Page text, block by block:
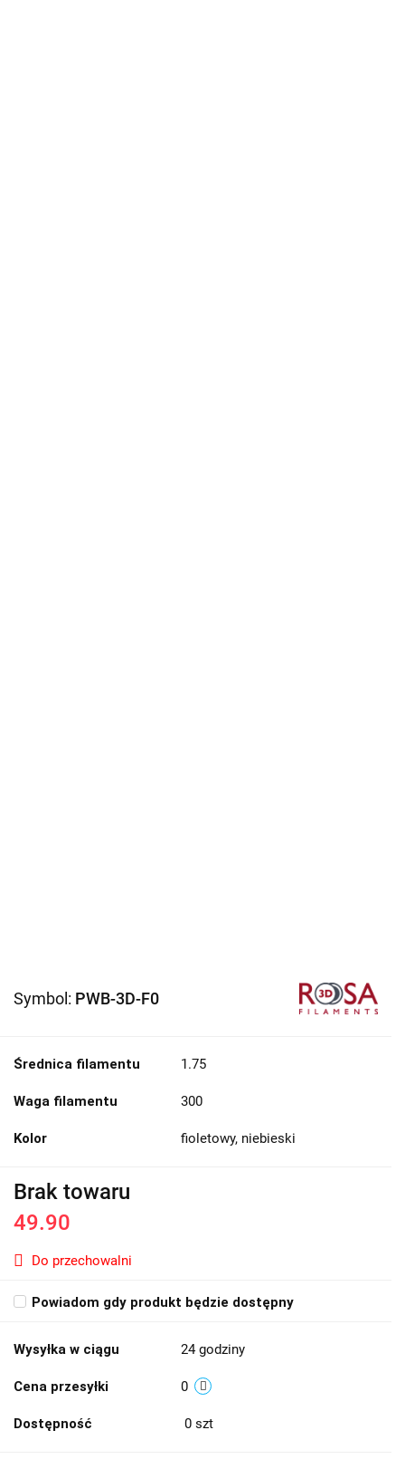
Symbol: PWB-3D-F0
Średnica filamentu 1.75
Waga filamentu 300
Kolor fioletowy, niebieski
Brak towaru
49.90
Do przechowalni
Powiadom gdy produkt będzie dostępny
Wysyłka w ciągu 24 godziny
Cena przesyłki 0
Dostępność 0 szt